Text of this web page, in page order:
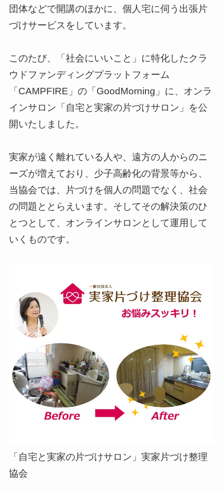
団体などで開講のほかに、個人宅に伺う出張片
づけサービスをしています。
このたび、「社会にいいこと」に特化したクラ
ウドファンディングプラットフォーム
「CAMPFIRE」の「GoodMorning」に、オンラ
インサロン「自宅と実家の片づけサロン」を公
開いたしました。
実家が遠く離れている人や、遠方の人からのニ
ーズが増えており、少子高齢化の背景等から、
当協会では、片づけを個人の問題でなく、社会
の問題ととらえいます。そしてその解決策のひ
とつとして、オンラインサロンとして運用して
いくものです。
「自宅と実家の片づけサロン」実家片づけ整理
協会